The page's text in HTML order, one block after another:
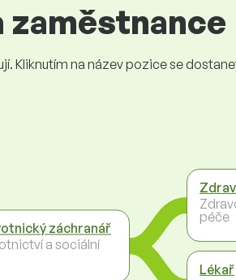
Kliknutím na název pozice se
záchranář
a sociální
péče
Lékař